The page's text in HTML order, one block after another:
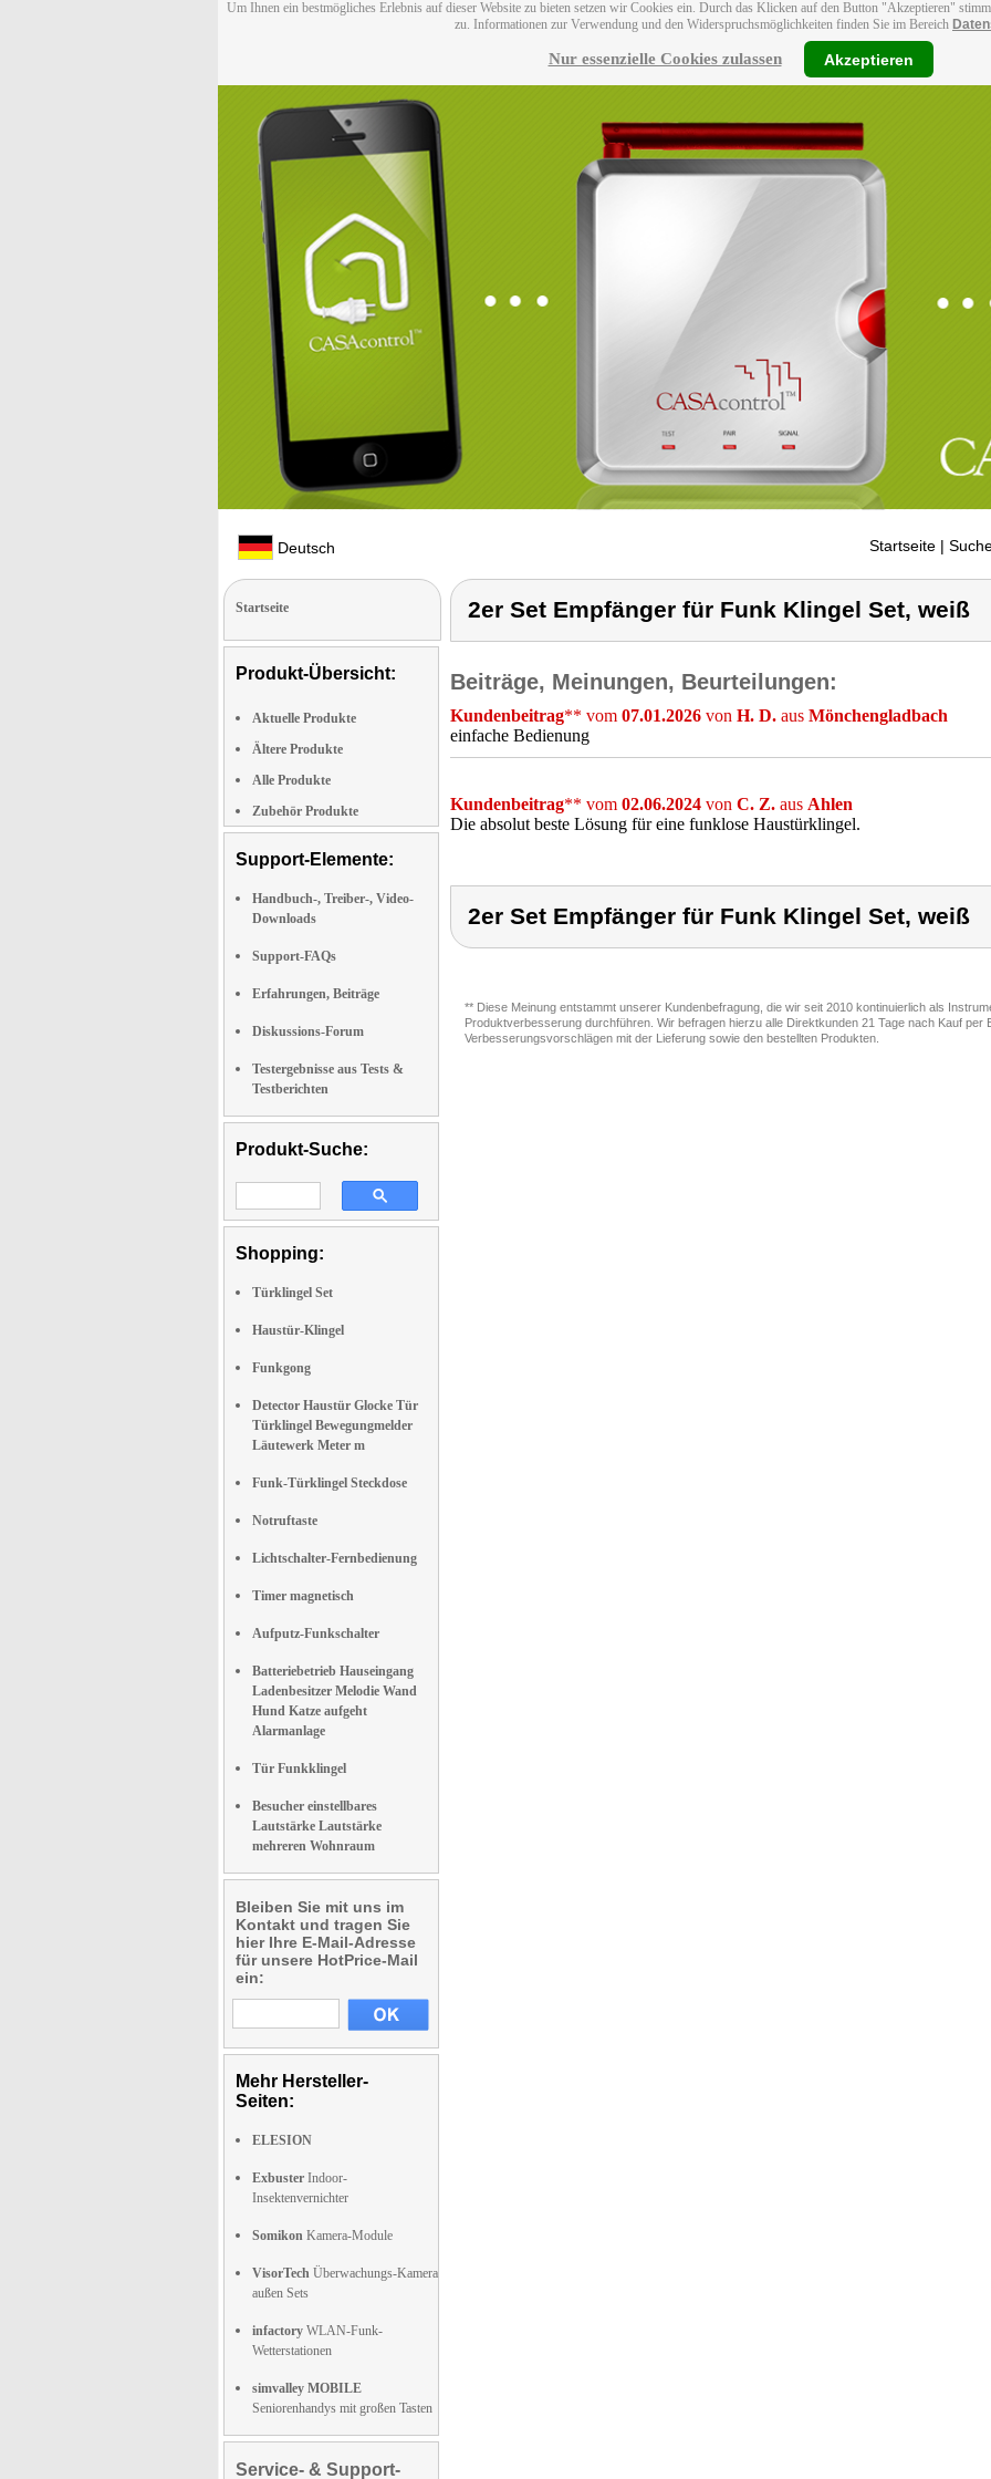
Um Ihnen ein bestmögliches Erlebnis auf dieser Website zu bieten setzen wir Cookies ein. Durch das Klicken auf den Button "Akzeptieren"
zu. Informationen zur Verwendung und den Widerspruchsmöglichkeiten finden Sie im Bereich
Nur essenzielle Cookies zulassen Akzeptieren
Deutsch Startseite |
Startseite
Produkt-Übersicht:
Aktuelle Produkte
Ältere Produkte
Alle Produkte
Zubehör Produkte
Support-Elemente:
Handbuch-, Treiber-, Video-
Downloads
Support-FAQs
Erfahrungen, Beiträge
Diskussions-Forum
Testergebnisse aus Tests &
Testberichten
Produkt-Suche:
Shopping:
Türklingel Set
Haustür-Klingel
Funkgong
Detector Haustür Glocke Tür
Türklingel Bewegungmelder
Läutewerk Meter m
Funk-Türklingel Steckdose
Notruftaste
Lichtschalter-Fernbedienung
Timer magnetisch
Aufputz-Funkschalter
Batteriebetrieb Hauseingang
Ladenbesitzer Melodie Wand
Hund Katze aufgeht
Alarmanlage
Tür Funkklingel
Besucher einstellbares
Lautstärke Lautstärke
mehreren Wohnraum
Bleiben Sie mit uns im
Kontakt und tragen Sie
hier Ihre E-Mail-Adresse
für unsere HotPrice-Mail
ein:
Mehr Hersteller-
Seiten:
ELESION
Exbuster Indoor-
Insektenvernichter
Somikon Kamera-Module
VisorTech Überwachungs-Kamera
außen Sets
infactory WLAN-Funk-
Wetterstationen
simvalley MOBILE
Seniorenhandys mit großen Tasten
Service- & Support-
2er Set Empfänger für Funk Klingel Set, weiß
Beiträge, Meinungen, Beurteilungen:
Kundenbeitrag** vom 07.01.2026 von H. D. aus Mönchengladbach
einfache Bedienung
Kundenbeitrag** vom 02.06.2024 von C. Z. aus Ahlen
Die absolut beste Lösung für eine funklose Haustürklingel.
2er Set Empfänger für Funk Klingel Set, weiß
** Diese Meinung entstammt unserer Kundenbefragung, die wir seit 2010 kontinuierlich als
Produktverbesserung durchführen. Wir befragen hierzu alle Direktkunden 21 Tage nach Kauf per
Verbesserungsvorschlägen mit der Lieferung sowie den bestellten Produkten.